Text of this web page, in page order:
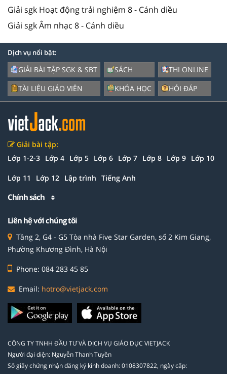
Giải sgk Hoạt động trải nghiệm 8 - Cánh diều
Giải sgk Âm nhạc 8 - Cánh diều
Dịch vụ nổi bật:
GIẢI BÀI TẬP SGK & SBT
TÀI LIỆU GIÁO VIÊN
SÁCH
KHÓA HỌC
THI ONLINE
HỎI ĐÁP
Giải bài tập:
Lớp 1-2-3 Lớp 4 Lớp 5 Lớp 6 Lớp 7 Lớp 8 Lớp 9 Lớp 10
Lớp 11 Lớp 12 Lập trình Tiếng Anh
Chính sách
Liên hệ với chúng tôi
Tầng 2, G4 - G5 Tòa nhà Five Star Garden, số 2 Kim Giang,
Phường Khương Đình, Hà Nội
Phone: 084 283 45 85
Email: hotro@vietjack.com
CÔNG TY TNHH ĐẦU TƯ VÀ DỊCH VỤ GIÁO DỤC VIETJACK
Người đại diện: Nguyễn Thanh Tuyền
Số giấy chứng nhận đăng ký kinh doanh: 0108307822, ngày cấp: